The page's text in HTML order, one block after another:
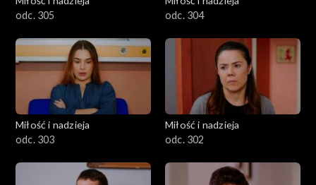
odc. 305
odc. 304
Miłość i nadzieja
odc. 303
Miłość i nadzieja
odc. 302